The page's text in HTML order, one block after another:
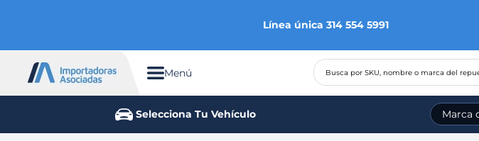
Línea única 314 554 5991
Menú
Busca por SKU, nombre o
Selecciona Tu Vehículo Marca
TÉRMINOS MÁS BUSCADOS
chevrolet